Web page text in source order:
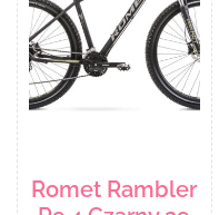
Romet Rambler